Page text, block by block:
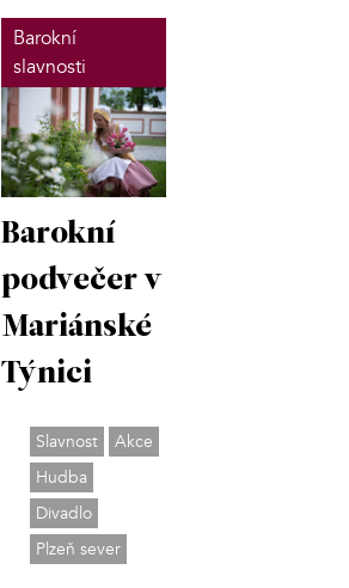
Barokní
slavnosti
Barokní
podvečer v
Mariánské
Týnici
Slavnost
Akce
Hudba
Divadlo
Plzeň sever